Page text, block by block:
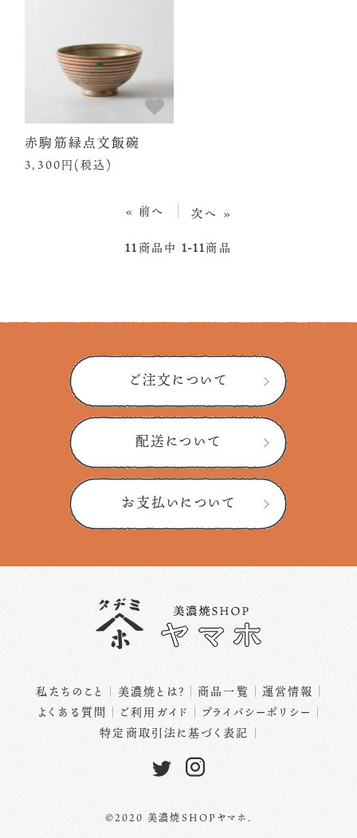
赤駒筋緑点文飯碗
3,300円(税込)
« 前へ 次へ »
11商品中 1-11商品
ご注文について
配送について
お支払いについて
私たちのこと 美濃焼とは？ 商品一覧
運営情報
よくある質問
ご利用ガイド
プライバシーポリシー
特定商取引法に基づく表記
©2020 美濃焼SHOPヤマホ.